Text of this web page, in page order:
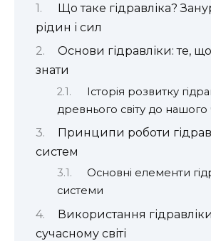
Що таке гідравліка?
рідин і сил
Основи гідравліки: те,
знати
Історія розвитку
древнього світу до нашого
Принципи роботи
систем
Основні елементи
системи
Використання
сучасному світі